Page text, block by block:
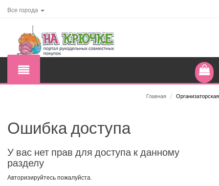
Все города
Главная / Организаторская
Ошибка доступа
У вас нет прав для доступа к данному
разделу
Авторизируйтесь пожалуйста.